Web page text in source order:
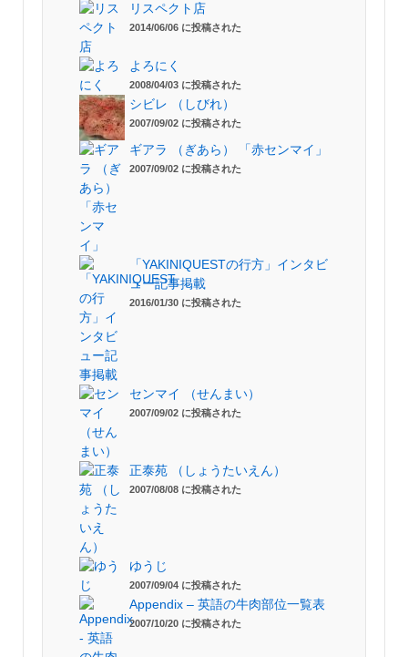
リスペクト店
2014/06/06 に投稿された
よろにく
2008/04/03 に投稿された
シビレ （しびれ）
2007/09/02 に投稿された
ギアラ （ぎあら） 「赤センマイ」
2007/09/02 に投稿された
「YAKINIQUESTの行方」インタビ
ュー記事掲載
2016/01/30 に投稿された
センマイ （せんまい）
2007/09/02 に投稿された
正泰苑 （しょうたいえん）
2007/08/08 に投稿された
ゆうじ
2007/09/04 に投稿された
Appendix – 英語の牛肉部位一覧表
2007/10/20 に投稿された